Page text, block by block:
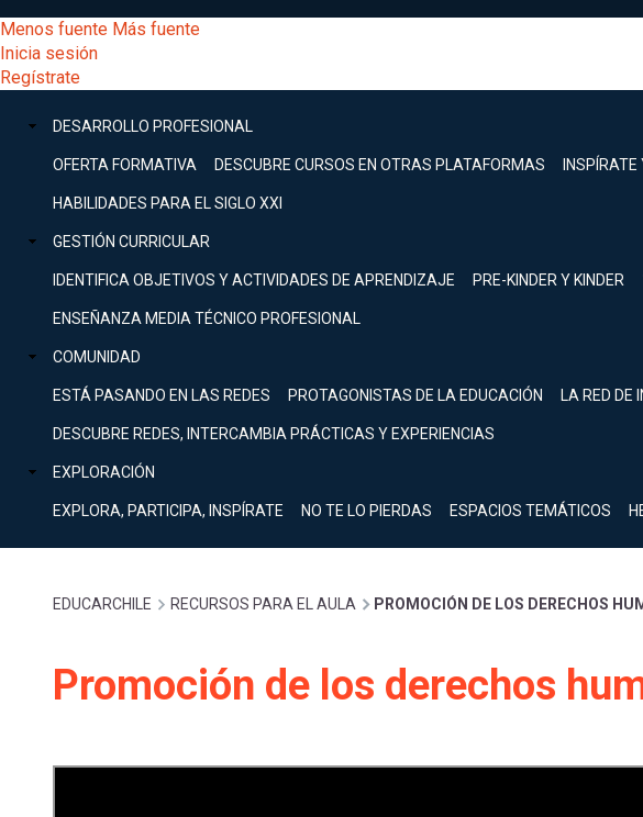
al
contenido
principal
[Educarchile
Escritorio]
Menú
entrar
mi
cuenta
Menos fuente Más fuente
Inicia sesión
Regístrate
Menú
principal
DESARROLLO PROFESIONAL
OFERTA FORMATIVA DESCUBRE CURSOS EN OTRAS PLATAFORMAS
HABILIDADES PARA EL SIGLO XXI
GESTIÓN CURRICULAR
IDENTIFICA OBJETIVOS Y ACTIVIDADES DE APRENDIZAJE PRE-KINDER Y KINDER
ENSEÑANZA MEDIA TÉCNICO PROFESIONAL
COMUNIDAD
ESTÁ PASANDO EN LAS REDES PROTAGONISTAS DE LA EDUCACIÓN LA RED DE
DESCUBRE REDES, INTERCAMBIA PRÁCTICAS Y EXPERIENCIAS
EXPLORACIÓN
EXPLORA, PARTICIPA, INSPÍRATE NO TE LO PIERDAS ESPACIOS TEMÁTICOS
Buscar
Menú
principal
DESARROLLO
Expand
GESTIÓN
Expand
COMUNIDAD
Expand
EXPLORACIÓN
[Educarchile
Mobile]
Menú
mi
Inicia
Sobrescribir
enlaces
de
EDUCARCHILE RECURSOS PARA EL AULA PROMOCIÓN DE LOS DERECHOS
Promoción de los derechos